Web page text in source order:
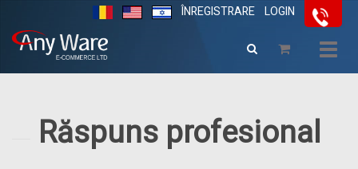
LOGIN
ÎNREGISTRARE
Răspuns profesional